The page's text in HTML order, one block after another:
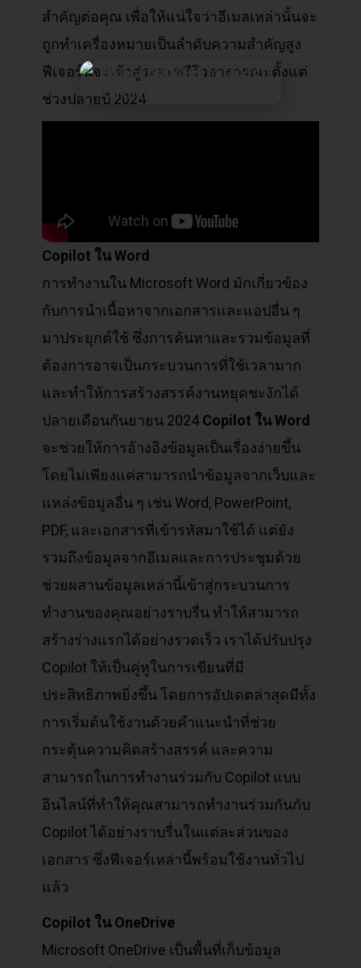
สำคัญต่อคุณ เพื่อให้แน่ใจว่าอีเมลเหล่านั้นจะ
ถูกทำเครื่องหมายเป็นลำดับความสำคัญสูง
ฟีเจอร์นี้จะเข้าสู่ระยะพรีวิวสาธารณะตั้งแต่
ช่วงปลายปี 2024
Copilot ใน Word
การทำงานใน Microsoft Word มักเกี่ยวข้อง
กับการนำเนื้อหาจากเอกสารและแอปอื่น ๆ
มาประยุกต์ใช้ ซึ่งการค้นหาและรวมข้อมูลที่
ต้องการอาจเป็นกระบวนการที่ใช้เวลามาก
และทำให้การสร้างสรรค์งานหยุดชะงักได้
ปลายเดือนกันยายน 2024 Copilot ใน Word
จะช่วยให้การอ้างอิงข้อมูลเป็นเรื่องง่ายขึ้น
โดยไม่เพียงแค่สามารถนำข้อมูลจากเว็บและ
แหล่งข้อมูลอื่น ๆ เช่น Word, PowerPoint,
PDF, และเอกสารที่เข้ารหัสมาใช้ได้ แต่ยัง
รวมถึงข้อมูลจากอีเมลและการประชุมด้วย
ช่วยผสานข้อมูลเหล่านี้เข้าสู่กระบวนการ
ทำงานของคุณอย่างราบรื่น ทำให้สามารถ
สร้างร่างแรกได้อย่างรวดเร็ว เราได้ปรับปรุง
Copilot ให้เป็นคู่หูในการเขียนที่มี
ประสิทธิภาพยิ่งขึ้น โดยการอัปเดตล่าสุดมีทั้ง
การเริ่มต้นใช้งานด้วยคำแนะนำที่ช่วย
กระตุ้นความคิดสร้างสรรค์ และความ
สามารถในการทำงานร่วมกับ Copilot แบบ
อินไลน์ที่ทำให้คุณสามารถทำงานร่วมกันกับ
Copilot ได้อย่างราบรื่นในแต่ละส่วนของ
เอกสาร ซึ่งฟีเจอร์เหล่านี้พร้อมใช้งานทั่วไป
แล้ว
Copilot ใน OneDrive
Microsoft OneDrive เป็นพื้นที่เก็บข้อมูล